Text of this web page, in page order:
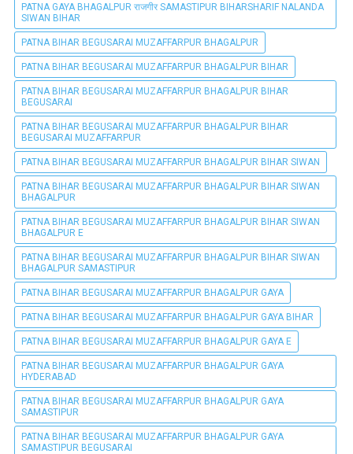
PATNA GAYA BHAGALPUR राजगीर SAMASTIPUR BIHARSHARIF NALANDA
SIWAN BIHAR
PATNA BIHAR BEGUSARAI MUZAFFARPUR BHAGALPUR
PATNA BIHAR BEGUSARAI MUZAFFARPUR BHAGALPUR BIHAR
PATNA BIHAR BEGUSARAI MUZAFFARPUR BHAGALPUR BIHAR
BEGUSARAI
PATNA BIHAR BEGUSARAI MUZAFFARPUR BHAGALPUR BIHAR
BEGUSARAI MUZAFFARPUR
PATNA BIHAR BEGUSARAI MUZAFFARPUR BHAGALPUR BIHAR SIWAN
PATNA BIHAR BEGUSARAI MUZAFFARPUR BHAGALPUR BIHAR SIWAN
BHAGALPUR
PATNA BIHAR BEGUSARAI MUZAFFARPUR BHAGALPUR BIHAR SIWAN
BHAGALPUR E
PATNA BIHAR BEGUSARAI MUZAFFARPUR BHAGALPUR BIHAR SIWAN
BHAGALPUR SAMASTIPUR
PATNA BIHAR BEGUSARAI MUZAFFARPUR BHAGALPUR GAYA
PATNA BIHAR BEGUSARAI MUZAFFARPUR BHAGALPUR GAYA BIHAR
PATNA BIHAR BEGUSARAI MUZAFFARPUR BHAGALPUR GAYA E
PATNA BIHAR BEGUSARAI MUZAFFARPUR BHAGALPUR GAYA
HYDERABAD
PATNA BIHAR BEGUSARAI MUZAFFARPUR BHAGALPUR GAYA
SAMASTIPUR
PATNA BIHAR BEGUSARAI MUZAFFARPUR BHAGALPUR GAYA
SAMASTIPUR BEGUSARAI